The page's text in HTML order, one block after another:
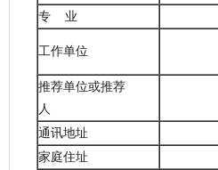
专 业
工作单位
推荐单位或推荐
人
通讯地址
家庭住址